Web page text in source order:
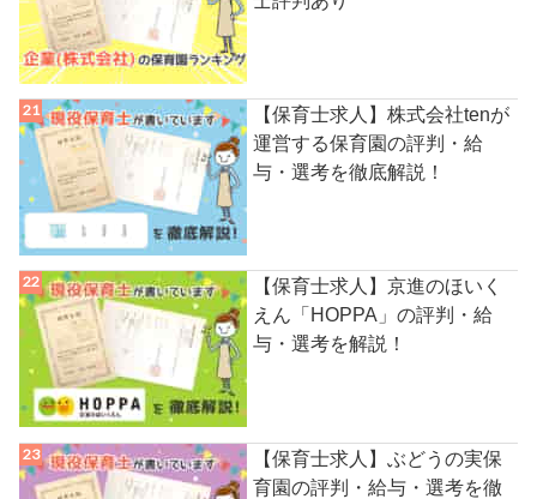
【保育士求人】株式会社tenが
運営する保育園の評判・給
与・選考を徹底解説！
【保育士求人】京進のほいく
えん「HOPPA」の評判・給
与・選考を解説！
【保育士求人】ぶどうの実保
育園の評判・給与・選考を徹